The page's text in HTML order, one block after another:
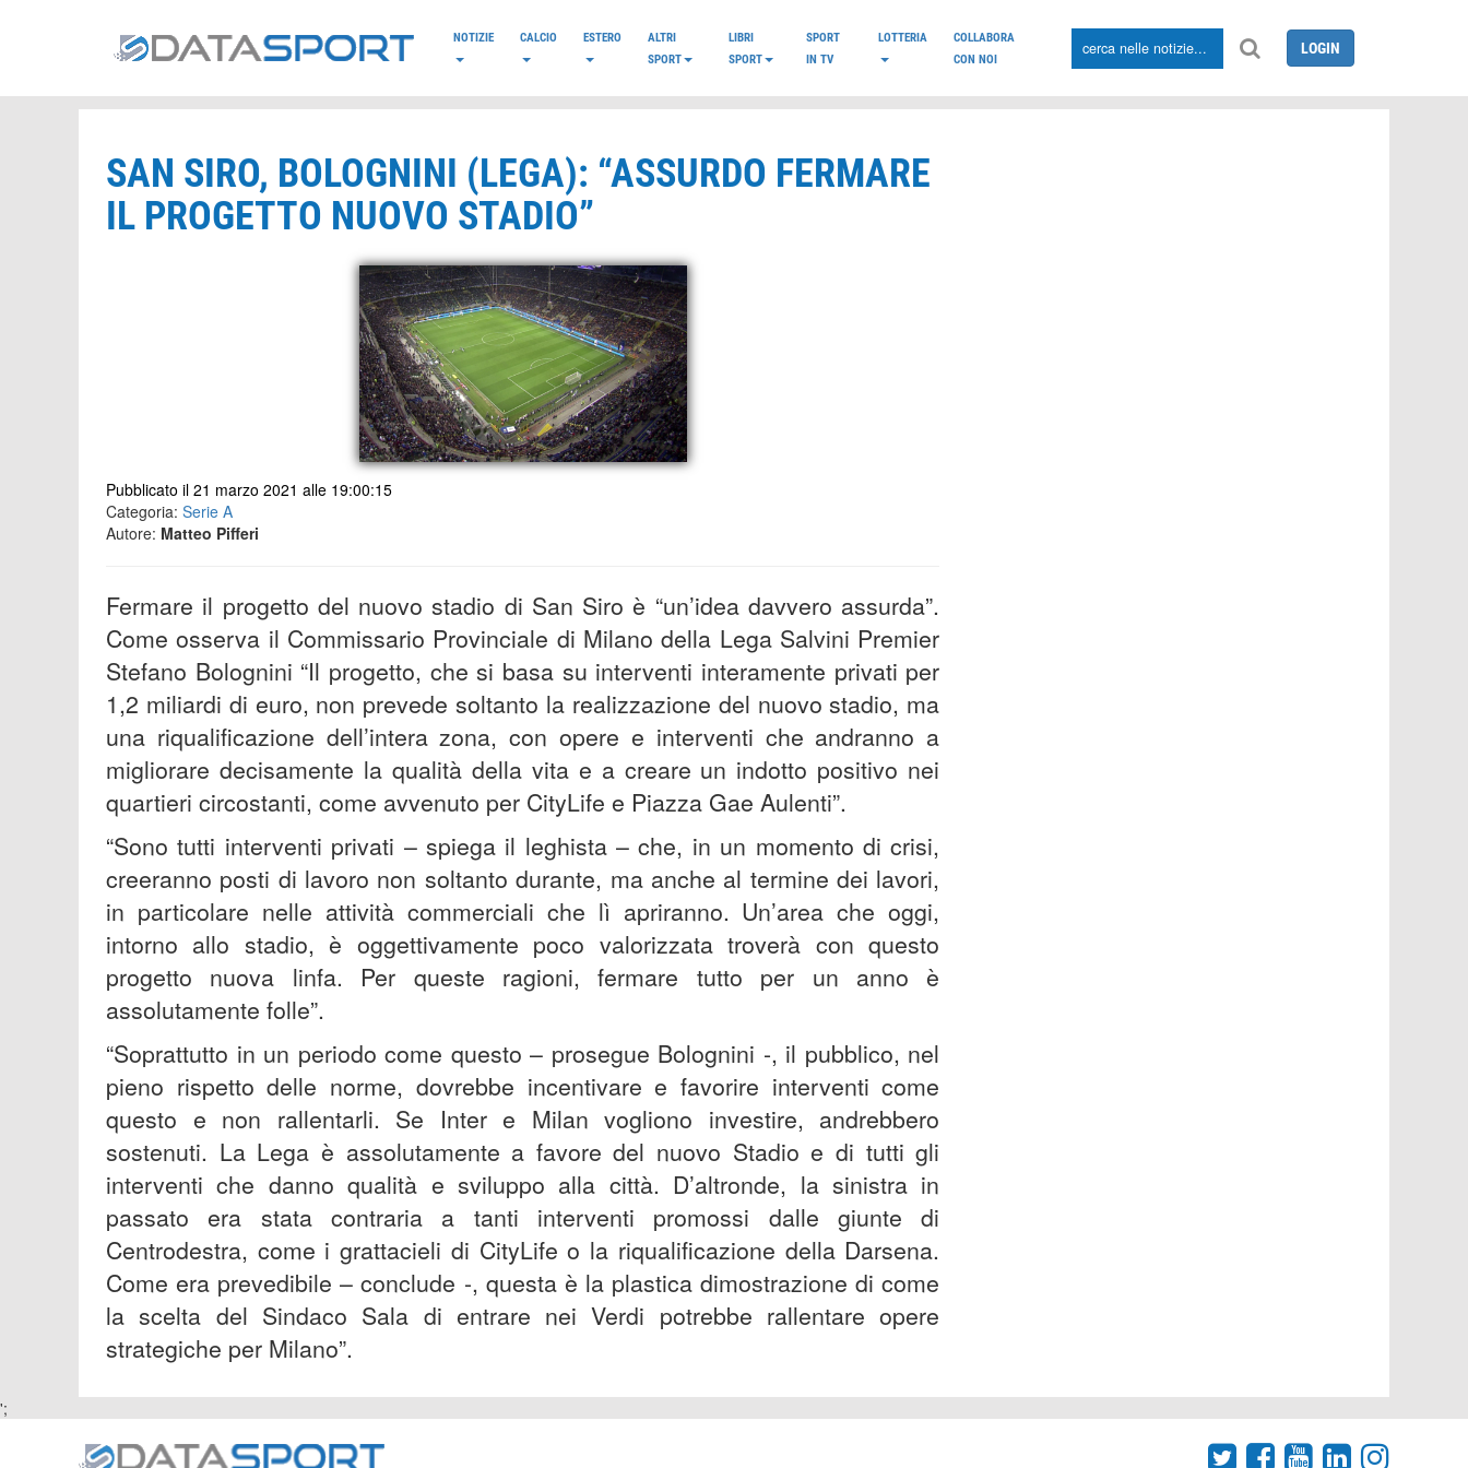
NOTIZIE CALCIO ESTERO
ALTRI
SPORT
LIBRI
SPORT
SPORT
IN TV
LOTTERIA
COLLABORA
CON NOI
LOGIN
SAN SIRO, BOLOGNINI (LEGA): “ASSURDO FERMARE
IL PROGETTO NUOVO STADIO”
Pubblicato il 21 marzo 2021 alle 19:00:15
Categoria: Serie A
Autore: Matteo Pifferi
Fermare il progetto del nuovo stadio di San Siro è “un’idea davvero assurda”.
Come osserva il Commissario Provinciale di Milano della Lega Salvini Premier
Stefano Bolognini “Il progetto, che si basa su interventi interamente privati per
1,2 miliardi di euro, non prevede soltanto la realizzazione del nuovo stadio, ma
una riqualificazione dell’intera zona, con opere e interventi che andranno a
migliorare decisamente la qualità della vita e a creare un indotto positivo nei
quartieri circostanti, come avvenuto per CityLife e Piazza Gae Aulenti”.
“Sono tutti interventi privati – spiega il leghista – che, in un momento di crisi,
creeranno posti di lavoro non soltanto durante, ma anche al termine dei lavori,
in particolare nelle attività commerciali che lì apriranno. Un’area che oggi,
intorno allo stadio, è oggettivamente poco valorizzata troverà con questo
progetto nuova linfa. Per queste ragioni, fermare tutto per un anno è
assolutamente folle”.
“Soprattutto in un periodo come questo – prosegue Bolognini -, il pubblico, nel
pieno rispetto delle norme, dovrebbe incentivare e favorire interventi come
questo e non rallentarli. Se Inter e Milan vogliono investire, andrebbero
sostenuti. La Lega è assolutamente a favore del nuovo Stadio e di tutti gli
interventi che danno qualità e sviluppo alla città. D’altronde, la sinistra in
passato era stata contraria a tanti interventi promossi dalle giunte di
Centrodestra, come i grattacieli di CityLife o la riqualificazione della Darsena.
Come era prevedibile – conclude -, questa è la plastica dimostrazione di come
la scelta del Sindaco Sala di entrare nei Verdi potrebbe rallentare opere
strategiche per Milano”.
';